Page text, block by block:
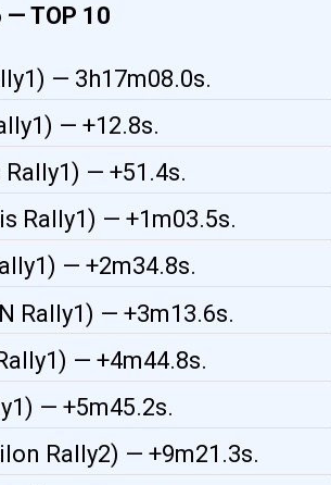
— TOP 10
— 3h17m08.0s.
— +12.8s.
— +51.4s.
Rally1) — +1m03.5s.
— +2m34.8s.
Rally1) — +3m13.6s.
— +4m44.8s.
— +5m45.2s.
Rally2) — +9m21.3s.